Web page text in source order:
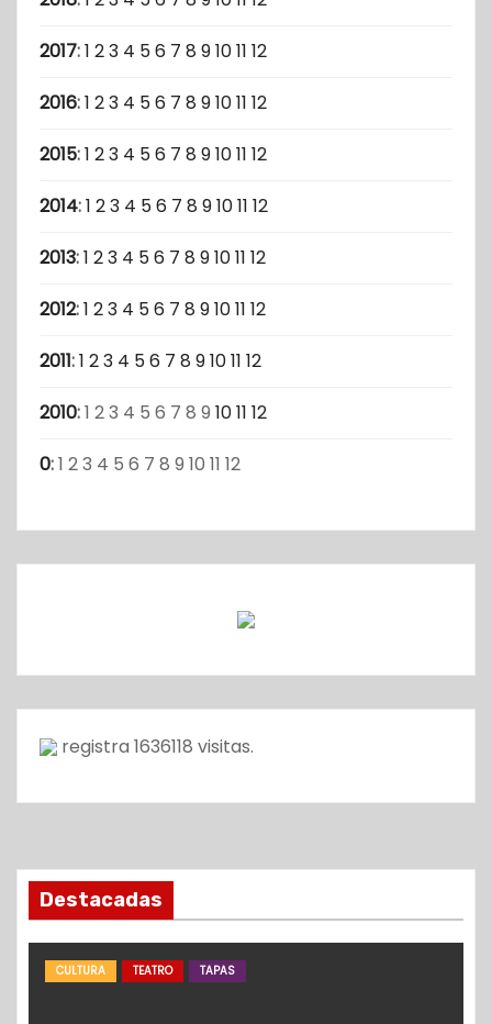
2017:1 23 4 56 7 8 91011 12
2016:1 23 4 56 7 8 91011 12
2015:1 23 4 56 7 8 91011 12
2014:1 23 4 56 7 8 91011 12
2013:1 23 4 56 7 8 91011 12
2012:1 23 4 56 7 8 91011 12
2011:1 23 4 56 7 8 91011 12
2010:1 23 4 5 6 7 8 9 1011 12
0:1 23 4 5 6 7 8 9 10 11 12
registra 1636118 visitas.
Destacadas
CULTURA TEATRO TAPAS